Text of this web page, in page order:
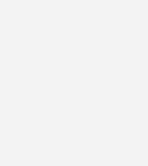
Dies trifft sowohl auf private
so dass das BEM auch
Rahmen Wege zu finden,
Beeinträchtigungen eine
zu überwinden bzw.
(Prümper et al. 2015).
wie z. B. die
Optimierungen bzw.